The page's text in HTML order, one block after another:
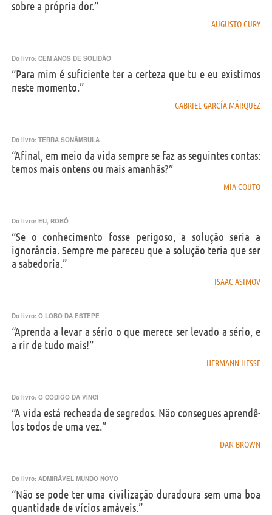
sobre a própria dor.”
AUGUSTO CURY
Do livro: CEM ANOS DE SOLIDÃO
“Para mim é suficiente ter a certeza que tu e eu existimos
neste momento.”
GABRIEL GARCÍA MÁRQUEZ
Do livro: TERRA SONÂMBULA
“Afinal, em meio da vida sempre se faz as seguintes contas:
temos mais ontens ou mais amanhãs?”
MIA COUTO
Do livro: EU, ROBÔ
“Se o conhecimento fosse perigoso, a solução seria a
ignorância. Sempre me pareceu que a solução teria que ser
a sabedoria.”
ISAAC ASIMOV
Do livro: O LOBO DA ESTEPE
“Aprenda a levar a sério o que merece ser levado a sério, e
a rir de tudo mais!”
HERMANN HESSE
Do livro: O CÓDIGO DA VINCI
“A vida está recheada de segredos. Não consegues aprendê-
los todos de uma vez.”
DAN BROWN
Do livro: ADMIRÁVEL MUNDO NOVO
“Não se pode ter uma civilização duradoura sem uma boa
quantidade de vícios amáveis.”